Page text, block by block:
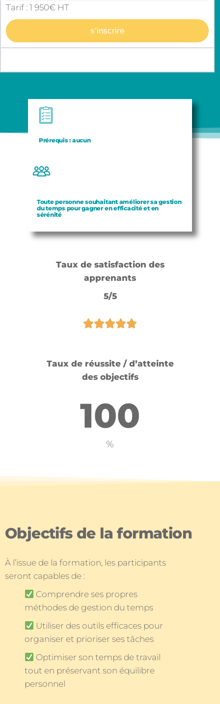
Tarif : 1 950€ HT
s’inscrire
Prérequis : aucun
Toute personne souhaitant améliorer sa gestion
du temps pour gagner en efficacité et en
sérénité
Taux de satisfaction des
apprenants
5/5
Taux de réussite / d’atteinte
des objectifs
%
100
Objectifs de la formation
À l’issue de la formation, les participants
seront capables de :
Comprendre ses propres
méthodes de gestion du temps
Utiliser des outils efficaces pour
organiser et prioriser ses tâches
Optimiser son temps de travail
tout en préservant son équilibre
personnel